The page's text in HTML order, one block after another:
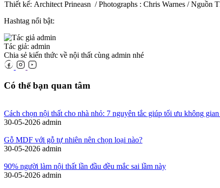
Thiết kế: Architect Prineasn / Photographs : Chris Warnes / Nguồn
Hashtag nổi bật:
Tác giả: admin
Chia sẻ kiến thức về nội thất cùng admin nhé
Có thể bạn quan tâm
Cách chọn nội thất cho nhà nhỏ: 7 nguyên tắc giúp tối ưu không
30-05-2026 admin
Gỗ MDF với gỗ tự nhiên nên chọn loại nào?
30-05-2026 admin
90% người làm nội thất lần đầu đều mắc sai lầm này
30-05-2026 admin